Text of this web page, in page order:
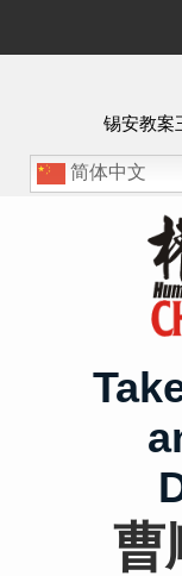
锡安教案
简体中文
曹